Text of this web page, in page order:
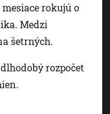
rokujú o
Medzi
šetrných.
rozpočet